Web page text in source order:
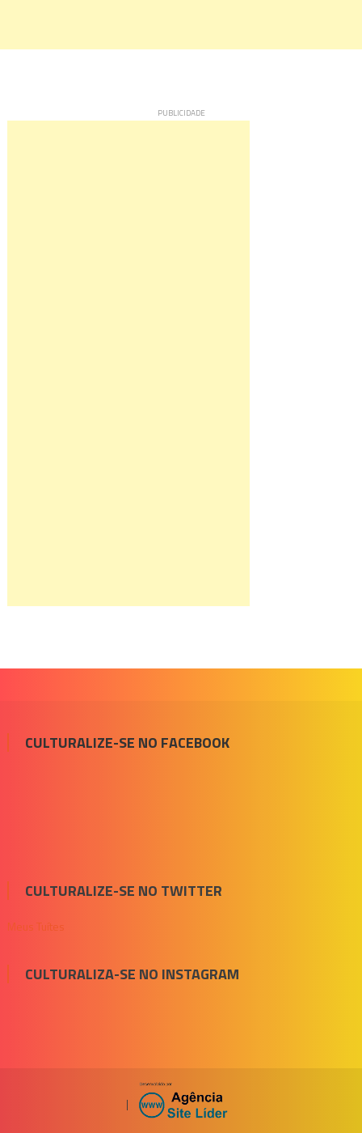
CULTURALIZE-SE NO FACEBOOK
CULTURALIZE-SE NO TWITTER
Meus Tuítes
CULTURALIZA-SE NO INSTAGRAM
|